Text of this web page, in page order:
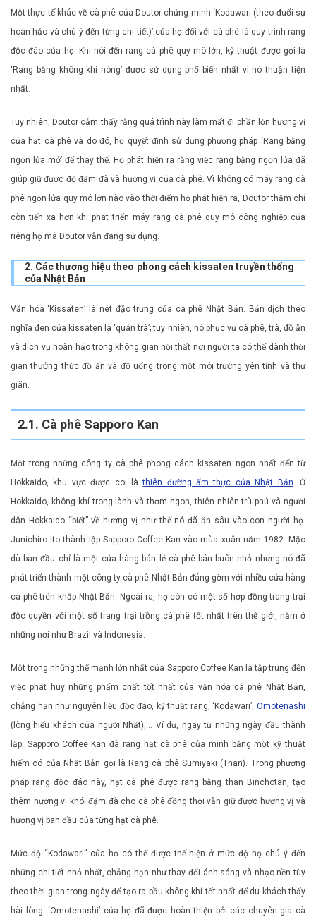
Một thực tế khác về cà phê của Doutor chứng minh ‘Kodawari (theo đuổi sự
hoàn hảo và chú ý đến từng chi tiết)’ của họ đối với cà phê là quy trình rang
độc đáo của họ. Khi nói đến rang cà phê quy mô lớn, kỹ thuật được gọi là
‘Rang bằng không khí nóng’ được sử dụng phổ biến nhất vì nó thuận tiện
nhất.
Tuy nhiên, Doutor cảm thấy rằng quá trình này làm mất đi phần lớn hương vị
của hạt cà phê và do đó, họ quyết định sử dụng phương pháp ‘Rang bằng
ngọn lửa mở’ để thay thế. Họ phát hiện ra rằng việc rang bằng ngọn lửa đã
giúp giữ được độ đậm đà và hương vị của cà phê. Vì không có máy rang cà
phê ngọn lửa quy mô lớn nào vào thời điểm họ phát hiện ra, Doutor thậm chí
còn tiến xa hơn khi phát triển máy rang cà phê quy mô công nghiệp của
riêng họ mà Doutor vẫn đang sử dụng.
2. Các thương hiệu theo phong cách kissaten truyền thống
của Nhật Bản
Văn hóa ‘Kissaten’ là nét đặc trưng của cà phê Nhật Bản. Bản dịch theo
nghĩa đen của kissaten là ‘quán trà’; tuy nhiên, nó phục vụ cà phê, trà, đồ ăn
và dịch vụ hoàn hảo trong không gian nội thất nơi người ta có thể dành thời
gian thưởng thức đồ ăn và đồ uống trong một môi trường yên tĩnh và thư
giãn.
2.1. Cà phê Sapporo Kan
Một trong những công ty cà phê phong cách kissaten ngon nhất đến từ
Hokkaido, khu vực được coi làthiên đường ẩm thực của Nhật Bản. Ở
Hokkaido, không khí trong lành và thơm ngon, thiên nhiên trù phú và người
dân Hokkaido “biết” về hương vị như thể nó đã ăn sâu vào con người họ.
Junichiro Ito thành lập Sapporo Coffee Kan vào mùa xuân năm 1982. Mặc
dù ban đầu chỉ là một cửa hàng bán lẻ cà phê bán buôn nhỏ nhưng nó đã
phát triển thành một công ty cà phê Nhật Bản đáng gờm với nhiều cửa hàng
cà phê trên khắp Nhật Bản. Ngoài ra, họ còn có một số hợp đồng trang trại
độc quyền với một số trang trại trồng cà phê tốt nhất trên thế giới, nằm ở
những nơi như Brazil và Indonesia.
Một trong những thế mạnh lớn nhất của Sapporo Coffee Kan là tập trung đến
việc phát huy những phẩm chất tốt nhất của văn hóa cà phê Nhật Bản,
chẳng hạn như nguyên liệu độc đáo, kỹ thuật rang, ‘Kodawari’, Omotenashi
(lòng hiếu khách của người Nhật),… Ví dụ, ngay từ những ngày đầu thành
lập, Sapporo Coffee Kan đã rang hạt cà phê của mình bằng một kỹ thuật
hiếm có của Nhật Bản gọi là Rang cà phê Sumiyaki (Than). Trong phương
pháp rang độc đáo này, hạt cà phê được rang bằng than Binchotan, tạo
thêm hương vị khói đậm đà cho cà phê đồng thời vẫn giữ được hương vị và
hương vị ban đầu của từng hạt cà phê.
Mức độ “Kodawari” của họ có thể được thể hiện ở mức độ họ chú ý đến
những chi tiết nhỏ nhất, chẳng hạn như thay đổi ánh sáng và nhạc nền tùy
theo thời gian trong ngày để tạo ra bầu không khí tốt nhất để du khách thấy
hài lòng. ‘Omotenashi’ của họ đã được hoàn thiện bởi các chuyên gia cà